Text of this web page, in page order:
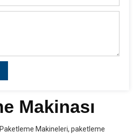
Makinası
Makineleri, paketleme